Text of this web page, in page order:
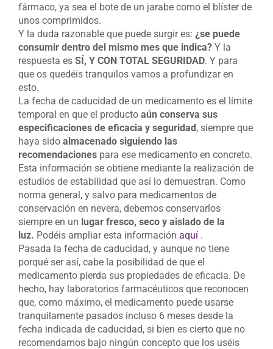
fármaco, ya sea el bote de un jarabe como el blíster de
unos comprimidos.
Y la duda razonable que puede surgir es: ¿se puede
consumir dentro del mismo mes que indica? Y la
respuesta es SÍ, Y CON TOTAL SEGURIDAD. Y para
que os quedéis tranquilos vamos a profundizar en
esto.
La fecha de caducidad de un medicamento es el límite
temporal en que el producto aún conserva sus
especificaciones de eficacia y seguridad, siempre que
haya sido almacenado siguiendo las
recomendaciones para ese medicamento en concreto.
Esta información se obtiene mediante la realización de
estudios de estabilidad que así lo demuestran. Como
norma general, y salvo para medicamentos de
conservación en nevera, debemos conservarlos
siempre en un lugar fresco, seco y aislado de la
luz. Podéis ampliar esta información aquí .
Pasada la fecha de caducidad, y aunque no tiene
porqué ser así, cabe la posibilidad de que el
medicamento pierda sus propiedades de eficacia. De
hecho, hay laboratorios farmacéuticos que reconocen
que, como máximo, el medicamento puede usarse
tranquilamente pasados incluso 6 meses desde la
fecha indicada de caducidad, si bien es cierto que no
recomendamos bajo ningún concepto que los uséis